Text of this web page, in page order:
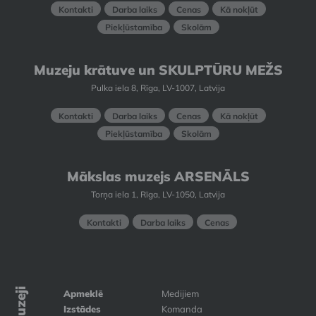
Kontakti Darba laiks Cenas
Kā nokļūt
Piekļūstamība
Skolām
Muzeju krātuve un SKULPTŪRU MEŽS
Pulka iela 8, Rīga, LV-1007, Latvija
Kontakti Darba laiks Cenas
Kā nokļūt
Piekļūstamība
Skolām
Mākslas muzejs ARSENĀLS
Torņa iela 1, Rīga, LV-1050, Latvija
Kontakti Darba laiks Cenas
Apmeklē
Izstādes
Medijiem
Komanda